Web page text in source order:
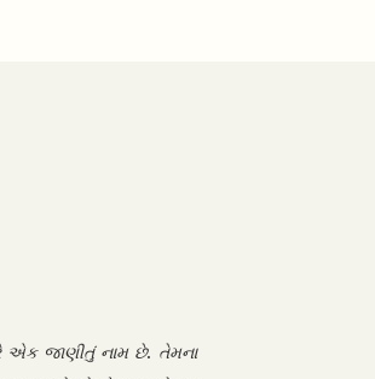
એક જાણીતું નામ છે. તેમના